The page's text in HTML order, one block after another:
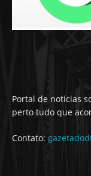
Portal de notícias
perto tudo que
Contato: